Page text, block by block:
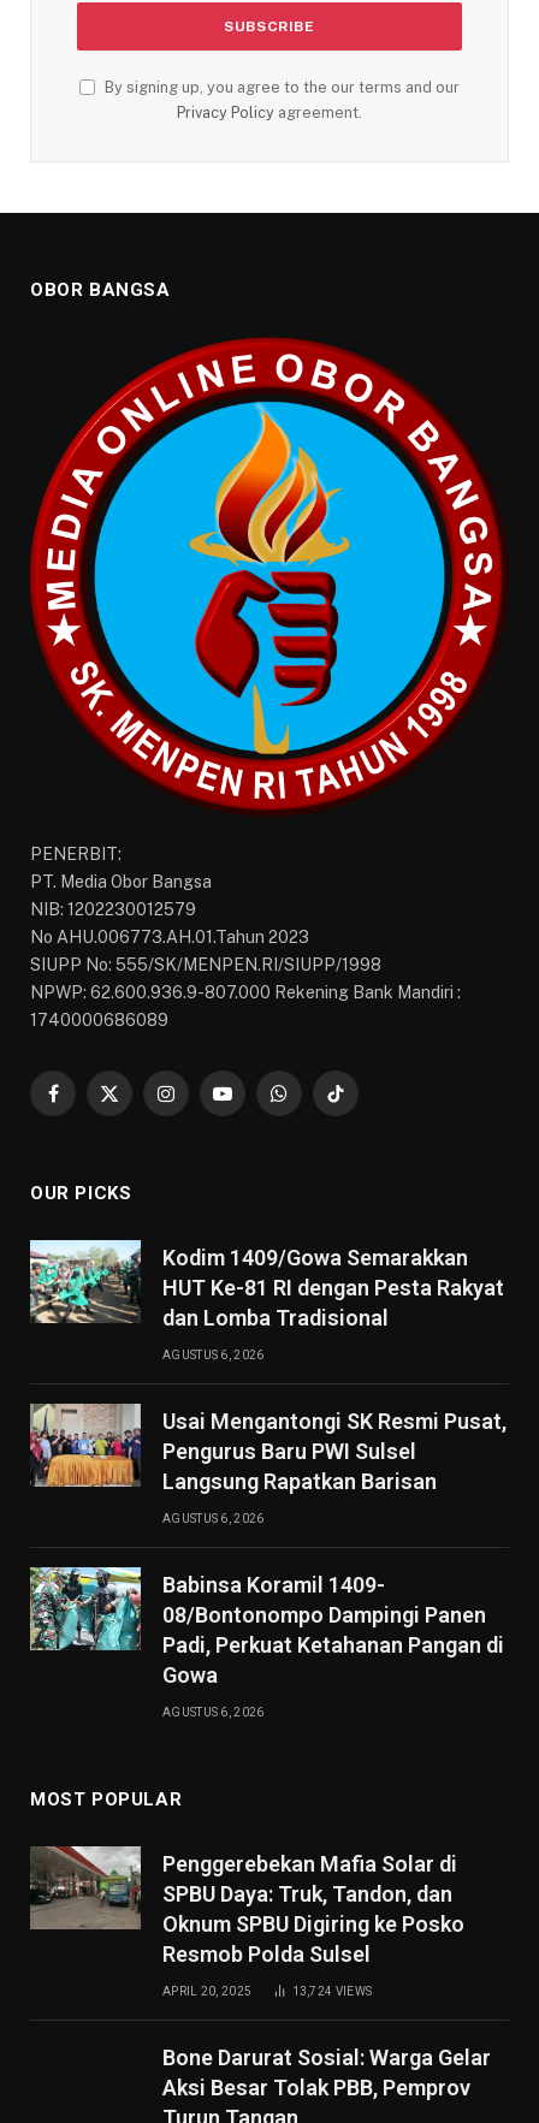
By signing up, you agree to the our terms and our
Privacy Policy agreement.
OBOR BANGSA
PENERBIT:
PT. Media Obor Bangsa
NIB: 1202230012579
No AHU.006773.AH.01.Tahun 2023
SIUPP No: 555/SK/MENPEN.RI/SIUPP/1998
NPWP: 62.600.936.9-807.000 Rekening Bank Mandiri :
1740000686089
Facebook
X
InstagramYouTubeWhatsAppTikTok
OUR PICKS
Kodim 1409/Gowa Semarakkan
HUT Ke-81 RI dengan Pesta Rakyat
dan Lomba Tradisional
AGUSTUS 6, 2026
Usai Mengantongi SK Resmi Pusat,
Pengurus Baru PWI Sulsel
Langsung Rapatkan Barisan
AGUSTUS 6, 2026
Babinsa Koramil 1409-
08/Bontonompo Dampingi Panen
Padi, Perkuat Ketahanan Pangan di
Gowa
AGUSTUS 6, 2026
MOST POPULAR
Penggerebekan Mafia Solar di
SPBU Daya: Truk, Tandon, dan
Oknum SPBU Digiring ke Posko
Resmob Polda Sulsel
APRIL 20, 2025 13,724 VIEWS
Bone Darurat Sosial: Warga Gelar
Aksi Besar Tolak PBB, Pemprov
Turun Tangan